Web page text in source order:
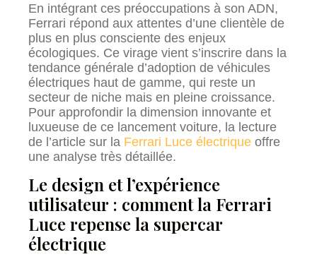
En intégrant ces préoccupations à son ADN,
Ferrari répond aux attentes d’une clientèle de
plus en plus consciente des enjeux
écologiques. Ce virage vient s’inscrire dans la
tendance générale d’adoption de véhicules
électriques haut de gamme, qui reste un
secteur de niche mais en pleine croissance.
Pour approfondir la dimension innovante et
luxueuse de ce lancement voiture, la lecture
de l’article sur la Ferrari Luce électrique offre
une analyse très détaillée.
Le design et l’expérience
utilisateur : comment la Ferrari
Luce repense la supercar
électrique